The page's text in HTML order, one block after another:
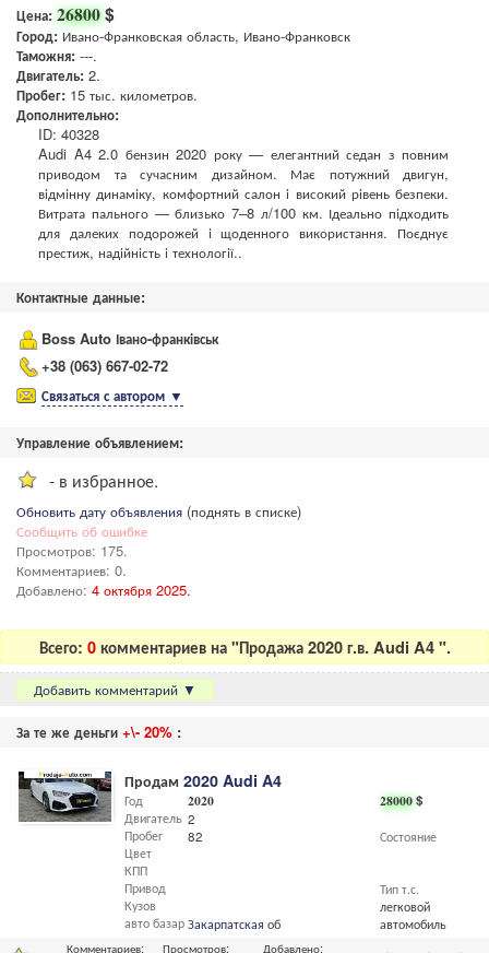
Цена: 26800$
Город: Ивано-Франковская область, Ивано-Франковск
Таможня: ---.
Двигатель: 2.
Пробег: 15 тыс. километров.
Дополнительно:
ID: 40328
Audi A4 2.0 бензин 2020 року — елегантний седан з повним
приводом та сучасним дизайном. Має потужний двигун,
відмінну динаміку, комфортний салон і високий рівень безпеки.
Витрата пального — близько 7–8 л/100 км. Ідеально підходить
для далеких подорожей і щоденного використання. Поєднує
престиж, надійність і технології..
Контактные данные:
Boss Auto Івано-франківськ
+38 (063) 667-02-72
Связаться с автором ▼
Управление объявлением:
- в избранное.
Обновить дату объявления (поднять в списке)
Сообщить об ошибке
Просмотров: 175.
Комментариев: 0.
Добавлено: 4 октября 2025.
Всего: 0 комментариев на "Продажа 2020 г.в. Audi A4 ".
Добавить комментарий ▼
За те же деньги +\- 20% :
Продам 2020 Audi A4
28000$
Состояние
Тип т.с.
легковой
автомобиль
Год
Двигатель
Пробег
Цвет
КПП
Привод
Кузов
авто базар
2020
2
82
Закарпатская обл.,
Комментариев:
Просмотров: Добавлено: